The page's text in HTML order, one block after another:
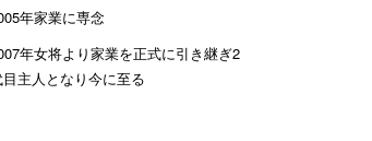
年家業に専念
年女将より家業を正式に引き継ぎ2
主人となり今に至る